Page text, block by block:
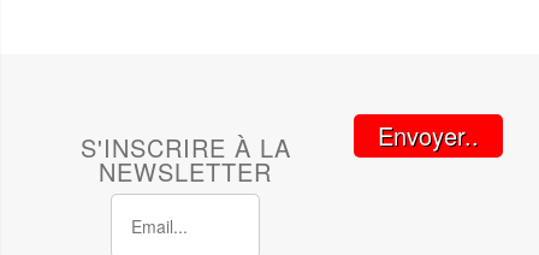
S'INSCRIRE À LA
NEWSLETTER
Envoyer..